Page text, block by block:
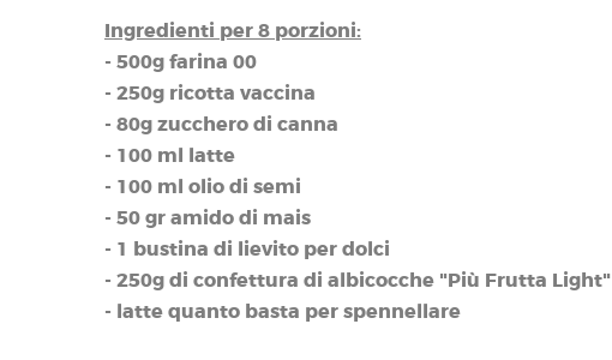
Ingredienti per 8 porzioni:
- 500g farina 00
- 250g ricotta vaccina
- 80g zucchero di canna
- 100 ml latte
- 100 ml olio di semi
- 50 gr amido di mais
- 1 bustina di lievito per dolci
- 250g di confettura di albicocche "Più Frutta Light"
- latte quanto basta per spennellare